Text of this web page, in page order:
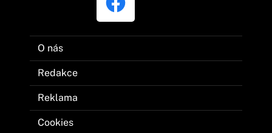
O nás
Redakce
Reklama
Cookies